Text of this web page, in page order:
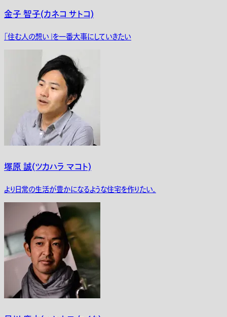
金子 智子(カネコ サトコ)
「住む人の想い」を一番大事にしていきたい
塚原 誠(ツカハラ マコト)
より日常の生活が豊かになるような住宅を作りたい。